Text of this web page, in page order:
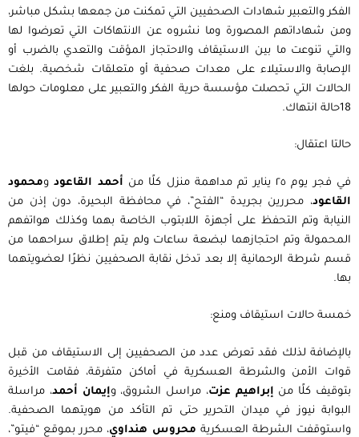
الفكر والتعبير شهادات الصحفيين التي تمكنت من جمعها بشكل مباشر،
ومن شهاداتهم المصورة وما نشروه عن الانتهاكات التي تعرضوا لها
والتي تنوعت ما بين الاستيقاف والاحتجاز المؤقت والتعدي بالضرب أو
الإصابة والاستيلاء على معدات صحفية أو متعلقات شخصية. بلغت
الحالات التي تحصلت مؤسسة حرية الفكر والتعبير على معلومات حولها
18حالة انتهاك.
حالتا اعتقال:
في فجر يوم ٢٥ يناير تم مداهمة منزل كلًا من أحمد القاعودومحمود
القاعود، محررين بجريدة “الفتح”، في محافظة البحيرة، دون إذن من
النيابة وتم التحفظ على أجهزة اللابتوب الخاصة بهما وكذلك هواتفهم
المحمولة وتم احتجازهما لبضعة ساعات ولم يتم إطلاق سراحهما من
قسم شرطة الرحمانية إلا بعد تدخل نقابة الصحفيين نظرًا لعضويتهما
بها.
خمسة حالات استيقاف ومنع:
بالإضافة لذلك فقد تعرض عدد من الصحفيين إلى الاستيقاف من قبل
قوات الأمن والشرطة العسكرية في أماكن متفرقة، فقامت الأخيرة
بتوقيف كلًا من إبراهيم عزت، مراسل الشروق، وإيمان أحمد، مراسلة
البوابة نيوز في ميدان التحرير حتى تم التأكد من هويتهما الصحفية.
واستوقفت الشرطة العسكرية محروس هنداوي، محرر بموقع “فيتو”،